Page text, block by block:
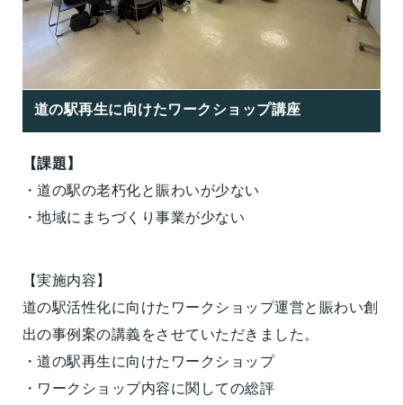
道の駅再生に向けたワークショップ講座
【課題】
・道の駅の老朽化と賑わいが少ない
・地域にまちづくり事業が少ない
【実施内容】
道の駅活性化に向けたワークショップ運営と賑わい創
出の事例案の講義をさせていただきました。
・道の駅再生に向けたワークショップ
・ワークショップ内容に関しての総評